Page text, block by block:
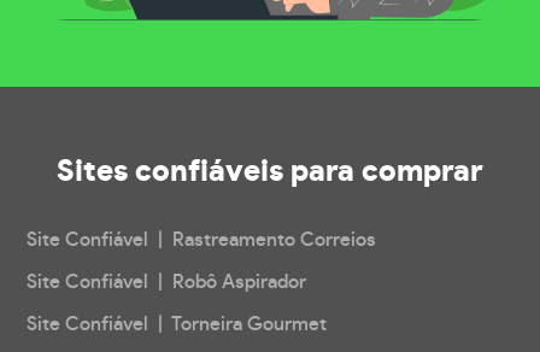
Sites confiáveis para comprar
Site Confiável | Rastreamento Correios
Site Confiável | Robô Aspirador
Site Confiável | Torneira Gourmet